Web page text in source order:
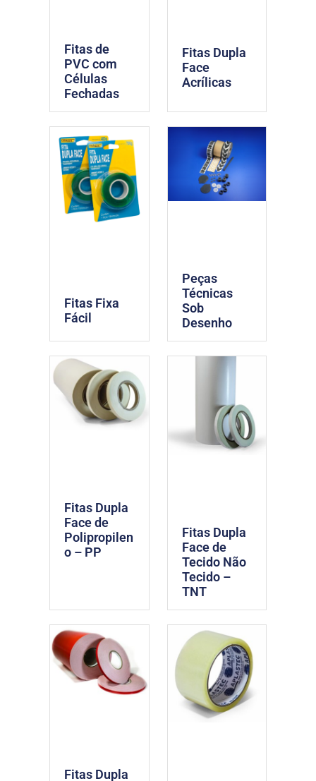
Fitas de
PVC com
Células
Fechadas
Fitas Dupla
Face
Acrílicas
Fitas Fixa
Fácil
Peças
Técnicas
Sob
Desenho
Fitas Dupla
Face de
Polipropilen
o – PP
Fitas Dupla
Face de
Tecido Não
Tecido –
TNT
Fitas Dupla